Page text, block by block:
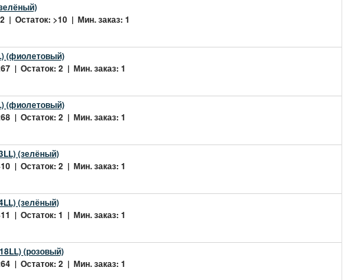
| Остаток: >10 | Мин. заказ: 1
(фиолетовый)
| Остаток: 2 | Мин. заказ: 1
(фиолетовый)
| Остаток: 2 | Мин. заказ: 1
(зелёный)
| Остаток: 2 | Мин. заказ: 1
(зелёный)
| Остаток: 1 | Мин. заказ: 1
(розовый)
| Остаток: 2 | Мин. заказ: 1